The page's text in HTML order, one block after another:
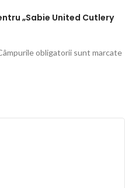
„Sabie United Cutlery
obligatorii sunt marcate